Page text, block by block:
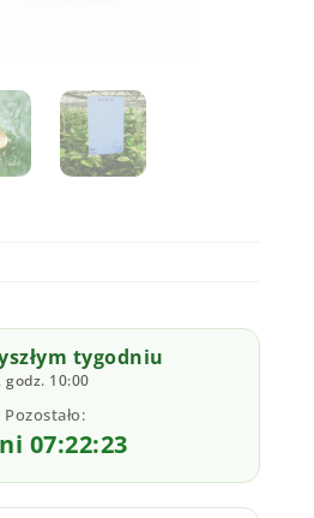
tygodniu
10:00
Pozostało:
07:22:22